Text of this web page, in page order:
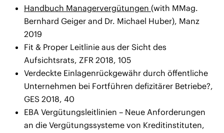
Handbuch Managervergütungen (with MMag.
Bernhard Geiger and Dr. Michael Huber), Manz
2019
Fit & Proper Leitlinie aus der Sicht des
Aufsichtsrats, ZFR 2018, 105
Verdeckte Einlagenrückgewähr durch öffentliche
Unternehmen bei Fortführen defizitärer Betriebe?,
GES 2018, 40
EBA Vergütungsleitlinien – Neue Anforderungen
an die Vergütungssysteme von Kreditinstituten,